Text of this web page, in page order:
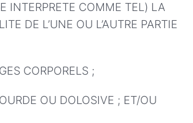
INTERPRETE COMME TEL) LA
DE L’UNE OU L’AUTRE PARTIE
CORPORELS ;
OU DOLOSIVE ; ET/OU